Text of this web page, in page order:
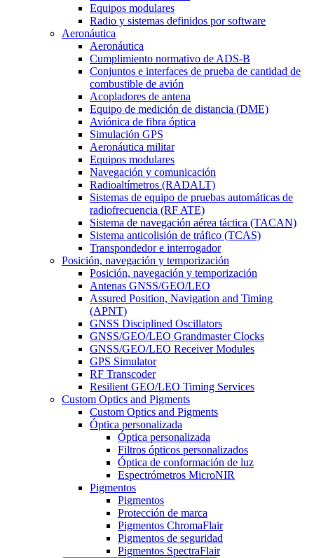
Equipos modulares
Radio y sistemas definidos por software
Aeronáutica
Aeronáutica
Cumplimiento normativo de ADS-B
Conjuntos e interfaces de prueba de cantidad de
combustible de avión
Acopladores de antena
Equipo de medición de distancia (DME)
Aviónica de fibra óptica
Simulación GPS
Aeronáutica militar
Equipos modulares
Navegación y comunicación
Radioaltímetros (RADALT)
Sistemas de equipo de pruebas automáticas de
radiofrecuencia (RF ATE)
Sistema de navegación aérea táctica (TACAN)
Sistema anticolisión de tráfico (TCAS)
Transpondedor e interrogador
Posición, navegación y temporización
Posición, navegación y temporización
Antenas GNSS/GEO/LEO
Assured Position, Navigation and Timing
(APNT)
GNSS Disciplined Oscillators
GNSS/GEO/LEO Grandmaster Clocks
GNSS/GEO/LEO Receiver Modules
GPS Simulator
RF Transcoder
Resilient GEO/LEO Timing Services
Custom Optics and Pigments
Custom Optics and Pigments
Óptica personalizada
Óptica personalizada
Filtros ópticos personalizados
Óptica de conformación de luz
Espectrómetros MicroNIR
Pigmentos
Pigmentos
Protección de marca
Pigmentos ChromaFlair
Pigmentos de seguridad
Pigmentos SpectraFlair